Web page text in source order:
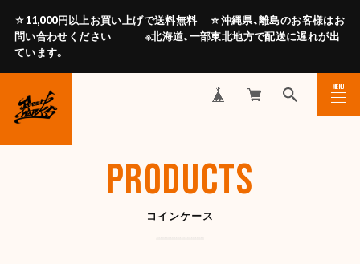
☆11,000円以上お買い上げで送料無料 ☆沖縄県、離島のお客様はお
問い合わせください ※北海道、一部東北地方で配送に遅れが出
ています。
MENU
CLOSE
PRODUCTS
コインケース